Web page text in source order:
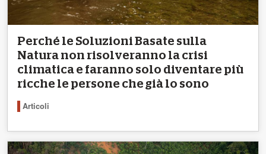
Perché le Soluzioni Basate sulla
Natura non risolveranno la crisi
climatica e faranno solo diventare più
ricche le persone che già lo sono
Articoli